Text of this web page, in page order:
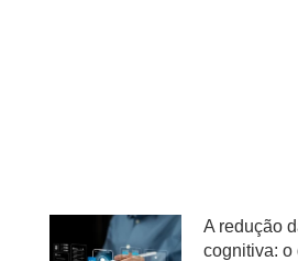
A redução
cognitiva: o